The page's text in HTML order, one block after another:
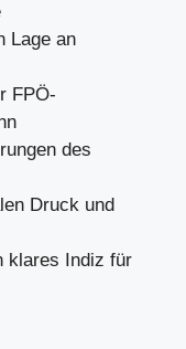
Lage an
FPÖ-
des
Druck und
klares Indiz für